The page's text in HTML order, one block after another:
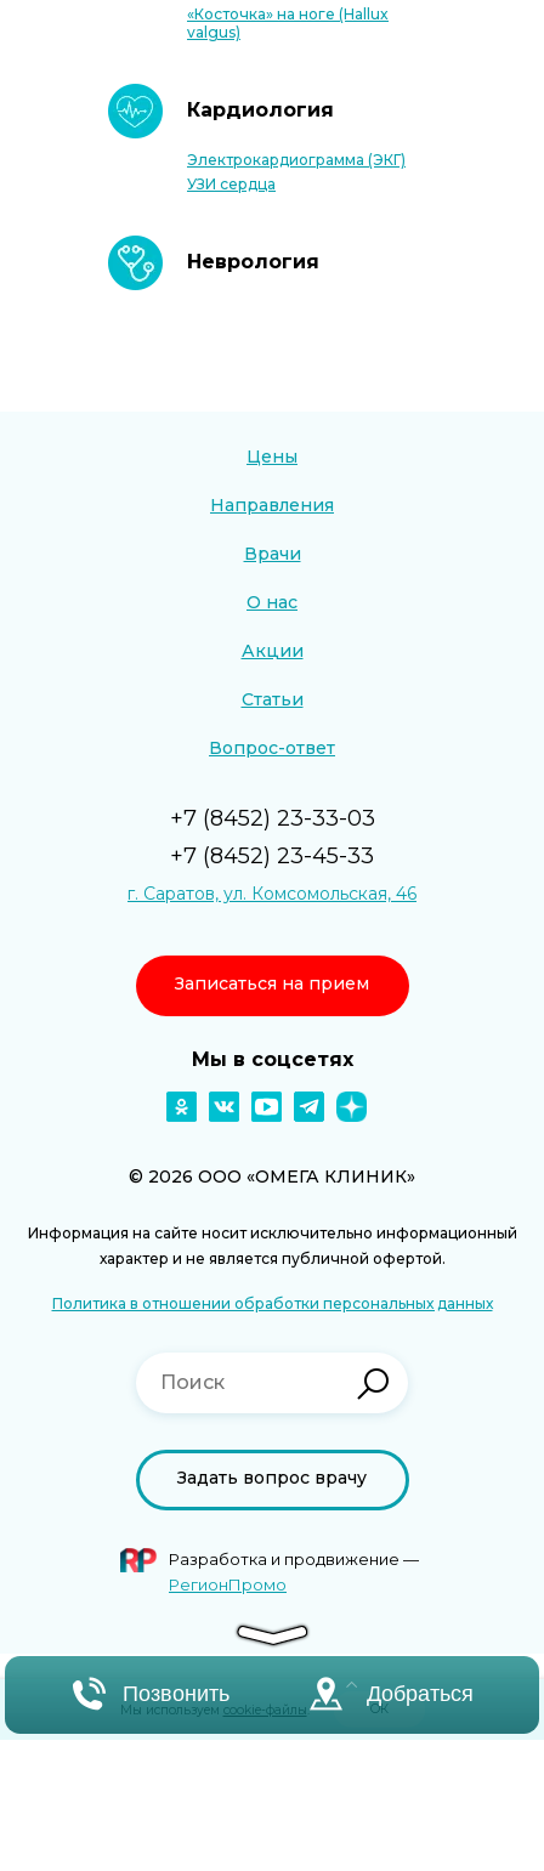
«Косточка» на ноге (Hallux
valgus)
Кардиология
Электрокардиограмма (ЭКГ)
УЗИ сердца
Неврология
© 2026 ООО «ОМЕГА КЛИНИК»
Информация на сайте носит исключительно информационный
характер и не является публичной офертой.
Политика в отношении обработки персональных данных
+7 (8452) 23-33-03
+7 (8452) 23-45-33
г. Саратов, ул. Комсомольская, 46
Записаться на прием
Цены
Направления
Врачи
О нас
Акции
Статьи
Вопрос-ответ
Мы в соцсетях
Задать вопрос врачу
Разработка и продвижение —
РегионПромо
ОК
Мы используем cookie-файлы
Позвонить Добраться